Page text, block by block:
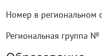
Номер в региональном
Региональная группа №